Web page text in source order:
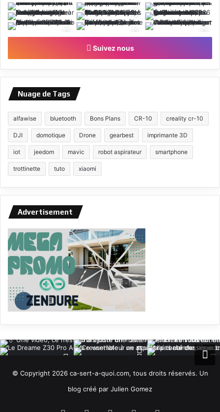
Suivez nous
Nuage de Tags
alfawise bluetooth Bons Plans CR-10 creality cr-10
DJI domotique Drone gearbest imprimante 3D
iot jeedom mavic robot aspirateur smartphone
trottinette tuto xiaomi
Advertisement
© Copyright 2026 ca-sert-a-quoi.com, tous droits réservés. Un
blog créé par Julien Gomez